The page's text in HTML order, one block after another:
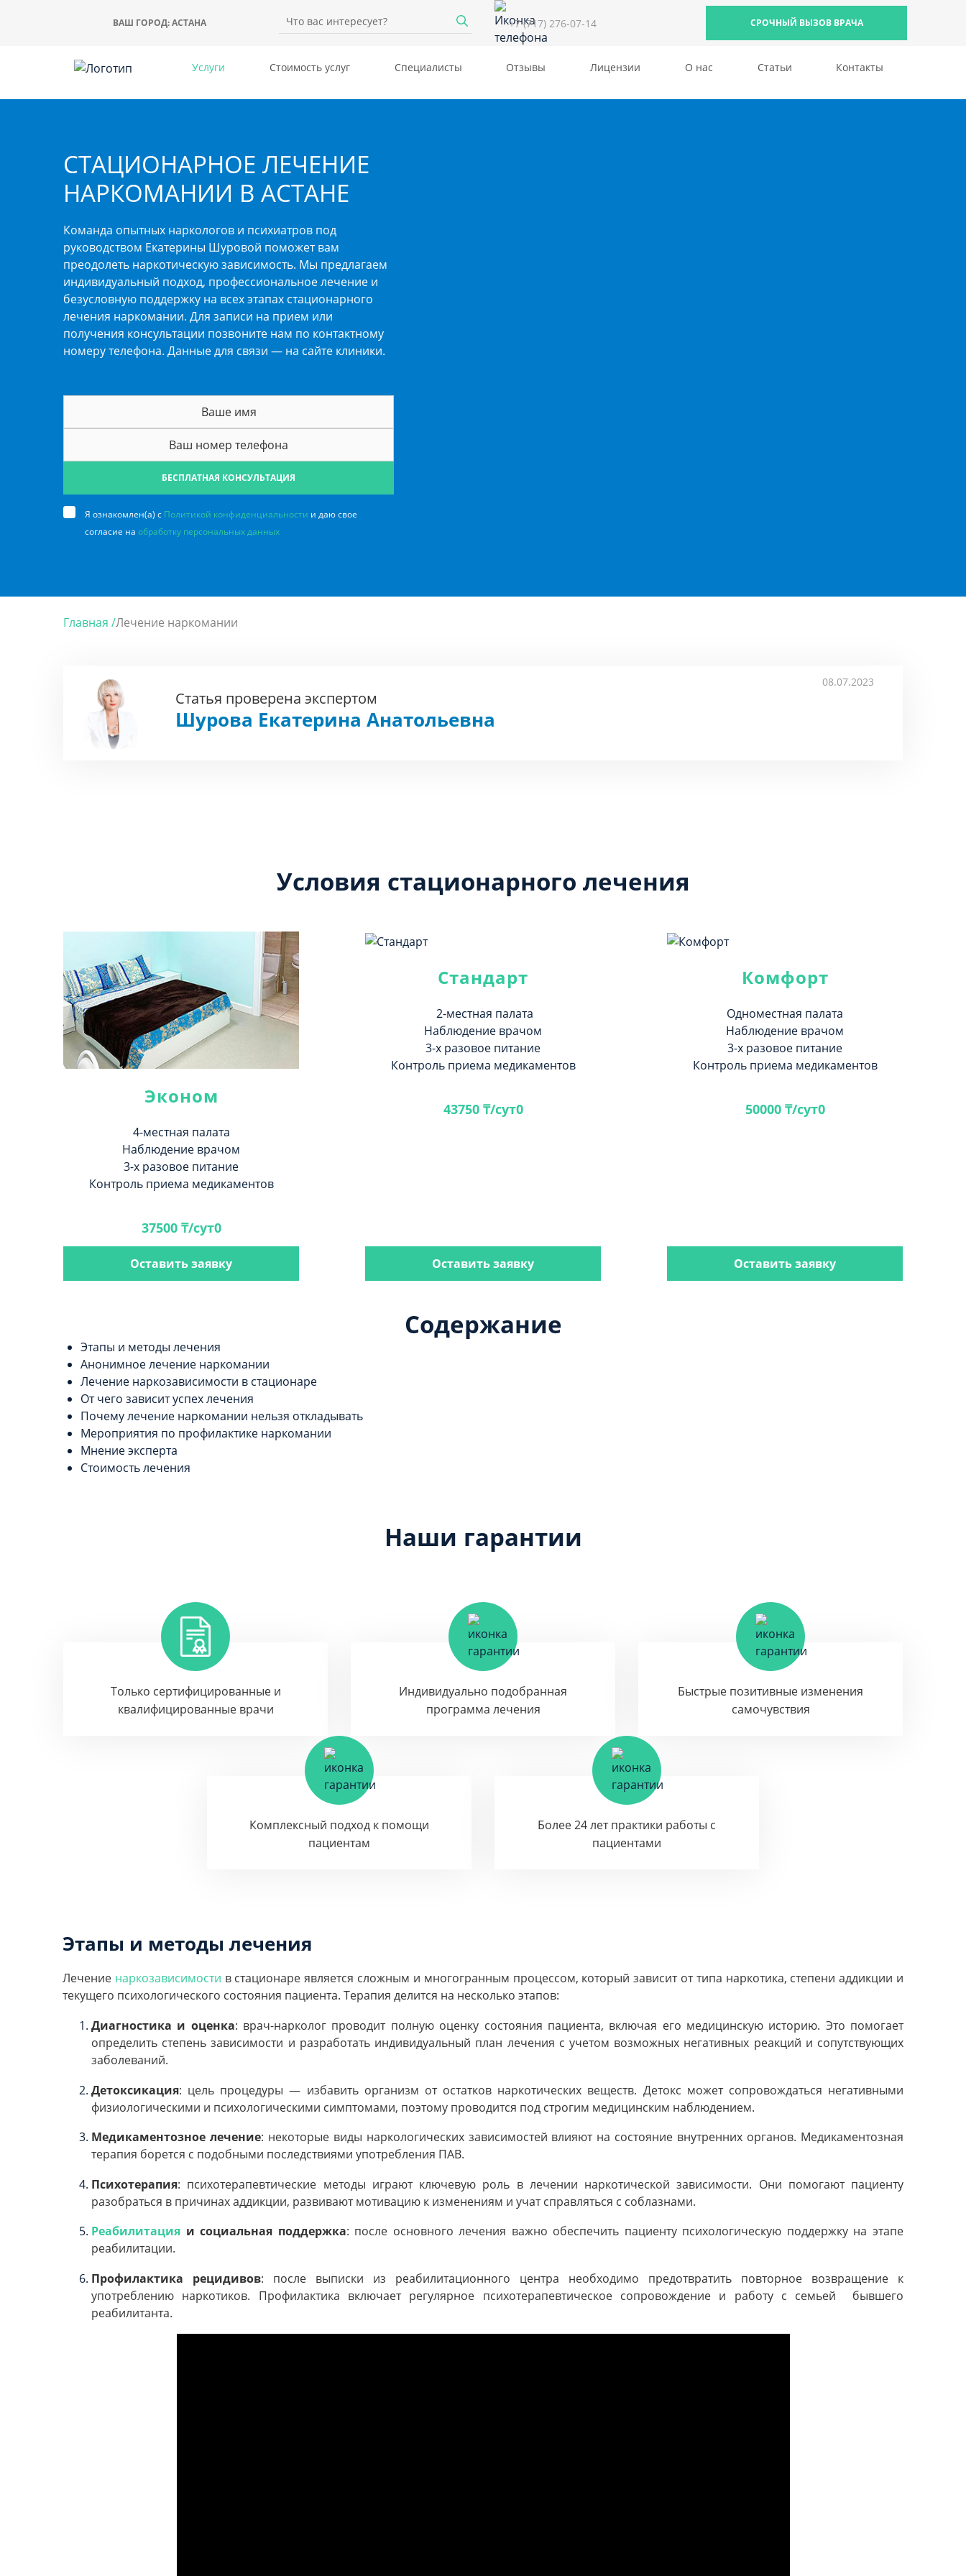
ВАШ ГОРОД:АСТАНА +7 (717) 276-07-14 СРОЧНЫЙ ВЫЗОВ ВРАЧА
Услуги Стоимость услуг Специалисты Отзывы Лицензии О нас Статьи Контакты
СТАЦИОНАРНОЕ ЛЕЧЕНИЕ
НАРКОМАНИИ В АСТАНЕ
Команда опытных наркологов и психиатров под
руководством Екатерины Шуровой поможет вам
преодолеть наркотическую зависимость. Мы предлагаем
индивидуальный подход, профессиональное лечение и
безусловную поддержку на всех этапах стационарного
лечения наркомании. Для записи на прием или
получения консультации позвоните нам по контактному
номеру телефона. Данные для связи — на сайте клиники.
БЕСПЛАТНАЯ КОНСУЛЬТАЦИЯ
Я ознакомлен(а) с Политикой конфиденциальности и даю свое
согласие на обработку персональных данных
Главная /Лечение наркомании
08.07.2023
Статья проверена экспертом
Шурова Екатерина Анатольевна
Условия стационарного лечения
Эконом
4-местная палата
Наблюдение врачом
3-х разовое питание
Контроль приема медикаментов
37500 ₸/сут0
Оставить заявку
Стандарт
2-местная палата
Наблюдение врачом
3-х разовое питание
Контроль приема медикаментов
43750 ₸/сут0
Оставить заявку
Комфорт
Одноместная палата
Наблюдение врачом
3-х разовое питание
Контроль приема медикаментов
50000 ₸/сут0
Оставить заявку
Содержание
Этапы и методы лечения
Анонимное лечение наркомании
Лечение наркозависимости в стационаре
От чего зависит успех лечения
Почему лечение наркомании нельзя откладывать
Мероприятия по профилактике наркомании
Мнение эксперта
Стоимость лечения
Наши гарантии
Только сертифицированные и
квалифицированные врачи
Индивидуально подобранная
программа лечения
Быстрые позитивные изменения
самочувствия
Комплексный подход к помощи
пациентам
Более 24 лет практики работы с
пациентами
Этапы и методы лечения
Лечение наркозависимости в стационаре является сложным и многогранным процессом, который зависит от типа наркотика, степени аддикции и
текущего психологического состояния пациента. Терапия делится на несколько этапов:
Диагностика и оценка: врач-нарколог проводит полную оценку состояния пациента, включая его медицинскую историю. Это помогает
определить степень зависимости и разработать индивидуальный план лечения с учетом возможных негативных реакций и сопутствующих
заболеваний.
Детоксикация: цель процедуры — избавить организм от остатков наркотических веществ. Детокс может сопровождаться негативными
физиологическими и психологическими симптомами, поэтому проводится под строгим медицинским наблюдением.
Медикаментозное лечение: некоторые виды наркологических зависимостей влияют на состояние внутренних органов. Медикаментозная
терапия борется с подобными последствиями употребления ПАВ.
Психотерапия: психотерапевтические методы играют ключевую роль в лечении наркотической зависимости. Они помогают пациенту
разобраться в причинах аддикции, развивают мотивацию к изменениям и учат справляться с соблазнами.
Реабилитация и социальная поддержка: после основного лечения важно обеспечить пациенту психологическую поддержку на этапе
реабилитации.
Профилактика рецидивов: после выписки из реабилитационного центра необходимо предотвратить повторное возвращение к
употреблению наркотиков. Профилактика включает регулярное психотерапевтическое сопровождение и работу с семьей бывшего
реабилитанта.